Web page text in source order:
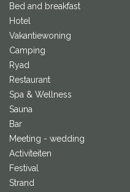
Bed and breakfast
Hotel
Vakantiewoning
Camping
Ryad
Restaurant
Spa & Wellness
Sauna
Bar
Meeting - wedding
Activiteiten
Festival
Strand